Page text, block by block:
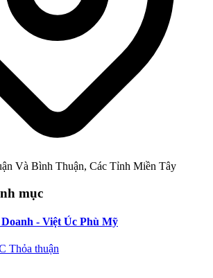
Và Bình Thuận, Các Tỉnh Miền Tây
mục
- Việt Úc Phù Mỹ
Thỏa thuận